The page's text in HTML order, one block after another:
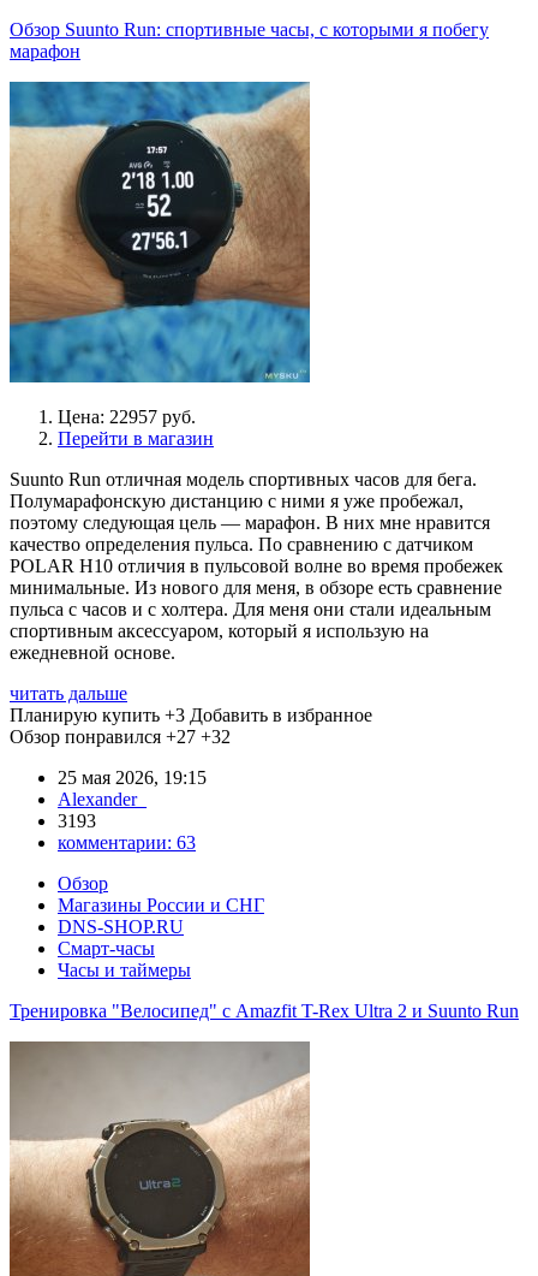
Обзор Suunto Run: спортивные часы, с которыми я побегу
марафон
Цена: 22957 руб.
Перейти в магазин
Suunto Run отличная модель спортивных часов для бега.
Полумарафонскую дистанцию с ними я уже пробежал,
поэтому следующая цель — марафон. В них мне нравится
качество определения пульса. По сравнению с датчиком
POLAR H10 отличия в пульсовой волне во время пробежек
минимальные. Из нового для меня, в обзоре есть сравнение
пульса с часов и с холтера. Для меня они стали идеальным
спортивным аксессуаром, который я использую на
ежедневной основе.
читать дальше
Планирую купить +3 Добавить в избранное
Обзор понравился +27 +32
25 мая 2026, 19:15
Alexander_
3193
комментарии: 63
Обзор
Магазины России и СНГ
DNS-SHOP.RU
Смарт-часы
Часы и таймеры
Тренировка "Велосипед" с Amazfit T-Rex Ultra 2 и Suunto Run